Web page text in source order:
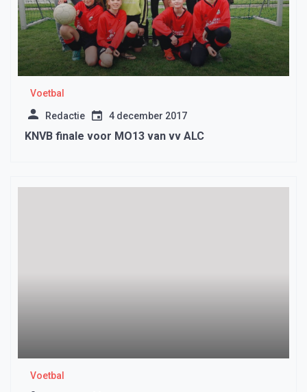
Voetbal
Redactie 4 december 2017
KNVB finale voor MO13 van vv ALC
Voetbal